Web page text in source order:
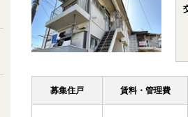
募集住戸 賃料・管理費